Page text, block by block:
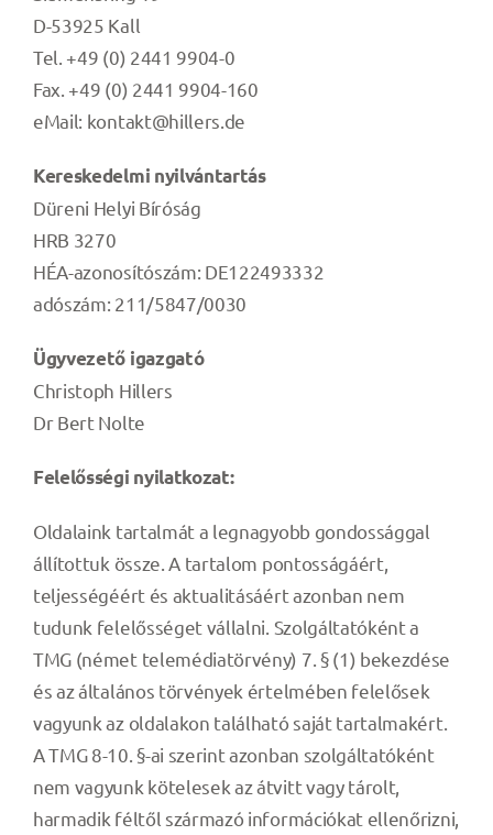
Kapcsolatfelvétel
D-53925 Kall
Tel. +49 (0) 2441 9904-0
Fax. +49 (0) 2441 9904-160
eMail: kontakt@hillers.de
Kereskedelmi nyilvántartás
Düreni Helyi Bíróság
HRB 3270
HÉA-azonosítószám: DE122493332
adószám: 211/5847/0030
Ügyvezető igazgató
Christoph Hillers
Dr Bert Nolte
Felelősségi nyilatkozat:
Oldalaink tartalmát a legnagyobb gondossággal
állítottuk össze. A tartalom pontosságáért,
teljességéért és aktualitásáért azonban nem
tudunk felelősséget vállalni. Szolgáltatóként a
TMG (német telemédiatörvény) 7. § (1) bekezdése
és az általános törvények értelmében felelősek
vagyunk az oldalakon található saját tartalmakért.
A TMG 8-10. §-ai szerint azonban szolgáltatóként
nem vagyunk kötelesek az átvitt vagy tárolt,
harmadik féltől származó információkat ellenőrizni,